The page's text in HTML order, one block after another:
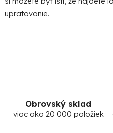
upratovanie.
Obrovský sklad
viac ako 20 000 položiek